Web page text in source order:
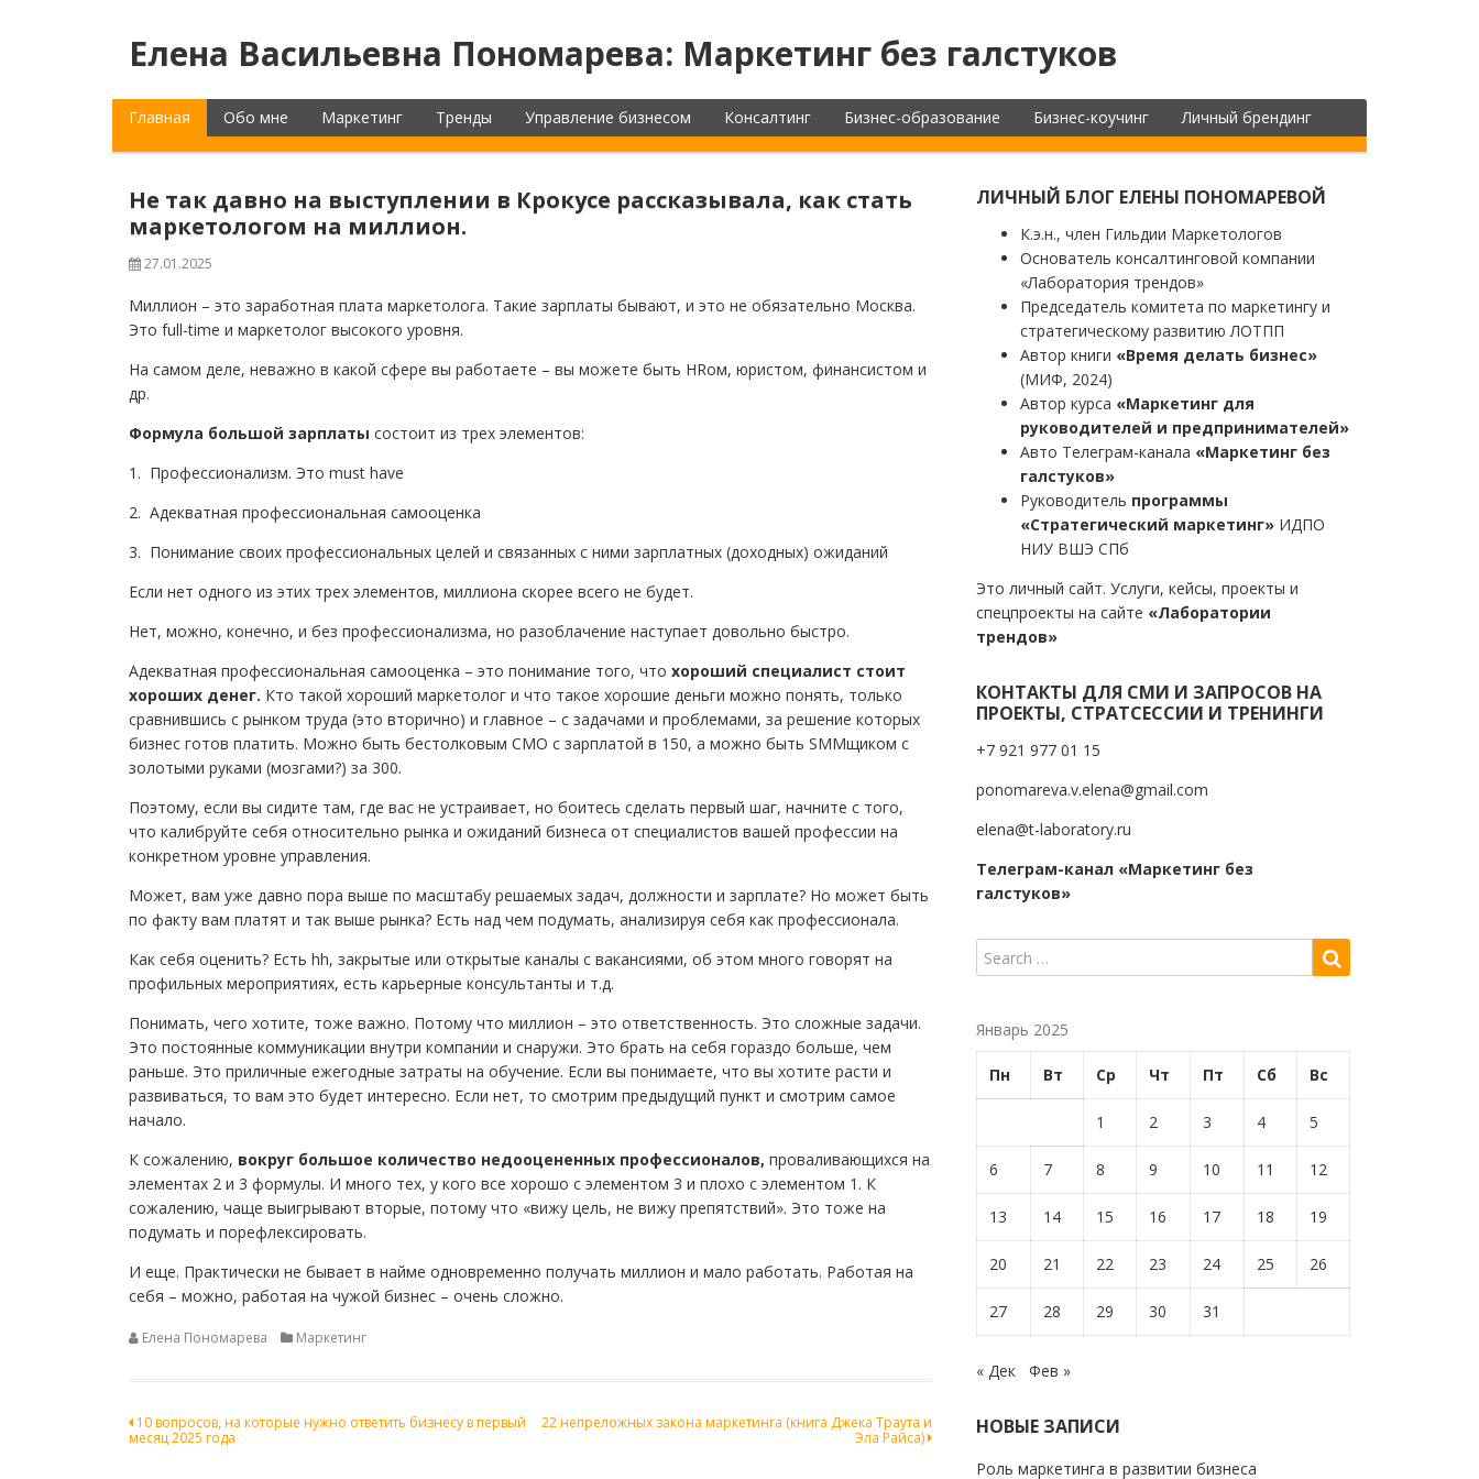
Елена Васильевна Пономарева: Маркетинг без галстуков
Главная Обо мне Маркетинг Тренды Управление бизнесом Консалтинг Бизнес-образование Бизнес-коучинг Личный брендинг
Не так давно на выступлении в Крокусе рассказывала, как стать
маркетологом на миллион.
27.01.2025
Миллион – это заработная плата маркетолога. Такие зарплаты бывают, и это не обязательно Москва.
Это full-time и маркетолог высокого уровня.
На самом деле, неважно в какой сфере вы работаете – вы можете быть HRом, юристом, финансистом и
др.
Формула большой зарплаты состоит из трех элементов:
1. Профессионализм. Это must have
2. Адекватная профессиональная самооценка
3. Понимание своих профессиональных целей и связанных с ними зарплатных (доходных) ожиданий
Если нет одного из этих трех элементов, миллиона скорее всего не будет.
Нет, можно, конечно, и без профессионализма, но разоблачение наступает довольно быстро.
Адекватная профессиональная самооценка – это понимание того, что хороший специалист стоит
хороших денег. Кто такой хороший маркетолог и что такое хорошие деньги можно понять, только
сравнившись с рынком труда (это вторично) и главное – с задачами и проблемами, за решение которых
бизнес готов платить. Можно быть бестолковым СМО c зарплатой в 150, а можно быть SMMщиком с
золотыми руками (мозгами?) за 300.
Поэтому, если вы сидите там, где вас не устраивает, но боитесь сделать первый шаг, начните с того,
что калибруйте себя относительно рынка и ожиданий бизнеса от специалистов вашей профессии на
конкретном уровне управления.
Может, вам уже давно пора выше по масштабу решаемых задач, должности и зарплате? Но может быть
по факту вам платят и так выше рынка? Есть над чем подумать, анализируя себя как профессионала.
Как себя оценить? Есть hh, закрытые или открытые каналы с вакансиями, об этом много говорят на
профильных мероприятиях, есть карьерные консультанты и т.д.
Понимать, чего хотите, тоже важно. Потому что миллион – это ответственность. Это сложные задачи.
Это постоянные коммуникации внутри компании и снаружи. Это брать на себя гораздо больше, чем
раньше. Это приличные ежегодные затраты на обучение. Если вы понимаете, что вы хотите расти и
развиваться, то вам это будет интересно. Если нет, то смотрим предыдущий пункт и смотрим самое
начало.
К сожалению, вокруг большое количество недооцененных профессионалов, проваливающихся на
элементах 2 и 3 формулы. И много тех, у кого все хорошо с элементом 3 и плохо с элементом 1. К
сожалению, чаще выигрывают вторые, потому что «вижу цель, не вижу препятствий». Это тоже на
подумать и порефлексировать.
И еще. Практически не бывает в найме одновременно получать миллион и мало работать. Работая на
себя – можно, работая на чужой бизнес – очень сложно.
Елена Пономарева Маркетинг
Навигация
10 вопросов, на которые нужно ответить бизнесу в первый
месяц 2025 года
22 непреложных закона маркетинга (книга Джека Траута и
Эла Райса)
ЛИЧНЫЙ БЛОГ ЕЛЕНЫ ПОНОМАРЕВОЙ
К.э.н., член Гильдии Маркетологов
Основатель консалтинговой компании
«Лаборатория трендов»
Председатель комитета по маркетингу и
стратегическому развитию ЛОТПП
Автор книги «Время делать бизнес»
(МИФ, 2024)
Автор курса «Маркетинг для
руководителей и предпринимателей»
Авто Телеграм-канала «Маркетинг без
галстуков»
Руководитель программы
«Стратегический маркетинг» ИДПО
НИУ ВШЭ СПб
Это личный сайт. Услуги, кейсы, проекты и
спецпроекты на сайте «Лаборатории
трендов»
КОНТАКТЫ ДЛЯ СМИ И ЗАПРОСОВ НА
ПРОЕКТЫ, СТРАТСЕССИИ И ТРЕНИНГИ
+7 921 977 01 15
ponomareva.v.elena@gmail.com
elena@t-laboratory.ru
Телеграм-канал «Маркетинг без
галстуков»
Январь 2025
Пн Вт Ср Чт Пт Сб Вс
1 2 3 4 5
6 7 8 9 10 11 12
13 14 15 16 17 18 19
20 21 22 23 24 25 26
27 28 29 30 31
« Дек Фев »
НОВЫЕ ЗАПИСИ
Роль маркетинга в развитии бизнеса